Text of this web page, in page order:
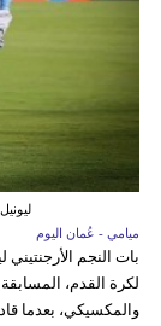
ميامي - عُمان اليوم
بات النجم
لكرة القدم،